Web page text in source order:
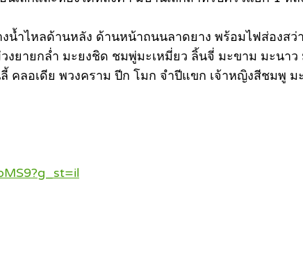
น้ำไหลด้านหลัง ด้านหน้าถนนลาดยาง พร้อมไฟส่องสว่
ยายกล่ำ มะยงชิด ชมพู่มะเหมี่ยว ลิ้นจี่ มะขาม มะนาว
คลอเดีย พวงคราม ปีก โมก จำปีแขก เจ้าหญิงสีชมพู